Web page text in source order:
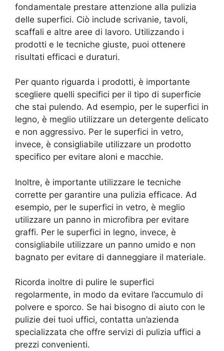
fondamentale prestare attenzione alla pulizia
delle superfici. Ciò include scrivanie, tavoli,
scaffali e altre aree di lavoro. Utilizzando i
prodotti e le tecniche giuste, puoi ottenere
risultati efficaci e duraturi.
Per quanto riguarda i prodotti, è importante
scegliere quelli specifici per il tipo di superficie
che stai pulendo. Ad esempio, per le superfici in
legno, è meglio utilizzare un detergente delicato
e non aggressivo. Per le superfici in vetro,
invece, è consigliabile utilizzare un prodotto
specifico per evitare aloni e macchie.
Inoltre, è importante utilizzare le tecniche
corrette per garantire una pulizia efficace. Ad
esempio, per le superfici in vetro, è meglio
utilizzare un panno in microfibra per evitare
graffi. Per le superfici in legno, invece, è
consigliabile utilizzare un panno umido e non
bagnato per evitare di danneggiare il materiale.
Ricorda inoltre di pulire le superfici
regolarmente, in modo da evitare l’accumulo di
polvere e sporco. Se hai bisogno di aiuto con le
pulizie dei tuoi uffici, contatta un’azienda
specializzata che offre servizi di pulizia uffici a
prezzi convenienti.